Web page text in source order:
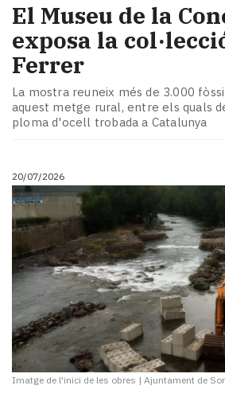
El Museu de la
exposa la
Ferrer
La mostra reuneix més de 3.000
aquest metge rural, entre els quals
ploma d'ocell trobada a Catalunya
20/07/2026
Imatge de l'inici de les obres | Ajuntament de